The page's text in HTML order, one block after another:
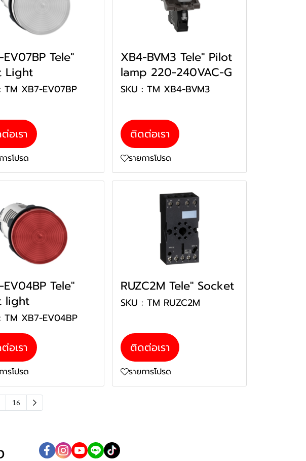
Tele"
Light
TM XB7-EV07BP
อเรา
ารโปรด
XB4-BVM3 Tele" Pilot
lamp 220-240VAC-G
SKU : TM XB4-BVM3
ติดต่อเรา
รายการโปรด
EV04BP Tele"
light
TM XB7-EV04BP
อเรา
ารโปรด
RUZC2M Tele" Socket
SKU : TM RUZC2M
ติดต่อเรา
รายการโปรด
16